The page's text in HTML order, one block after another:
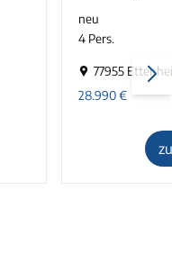
neu
4 Pers.
77955
28.990€